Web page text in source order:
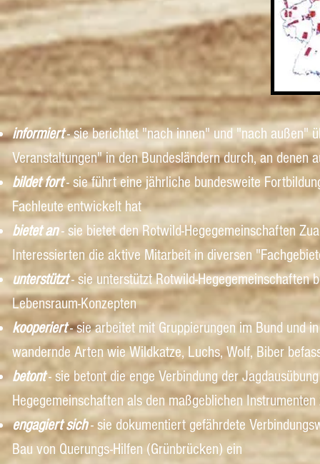
informiert- sie berichtet "nach innen" und "nach außen"
Veranstaltungen" in den Bundesländern durch, an denen
bildet fort- sie führt eine jährliche bundesweite
Fachleute entwickelt hat
bietet an- sie bietet den Rotwild-Hegegemeinschaften
Interessierten die aktive Mitarbeit in diversen
unterstützt- sie unterstützt Rotwild-Hegegemeinschaften
Lebensraum-Konzepten
kooperiert- sie arbeitet mit Gruppierungen im Bund und
wandernde Arten wie Wildkatze, Luchs, Wolf, Biber
betont- sie betont die enge Verbindung der
Hegegemeinschaften als den maßgeblichen
engagiert sich- sie dokumentiert gefährdete
Bau von Querungs-Hilfen (Grünbrücken) ein